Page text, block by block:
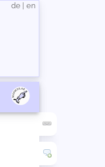
de en